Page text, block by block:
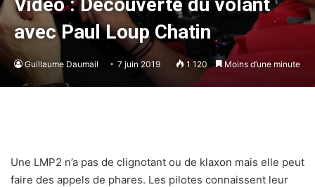
avec Paul Loup Chatin
Guillaume Daumail 7 juin 2019 1 120 Moins d’une minute
Une LMP2 n’a pas de clignotant ou de klaxon mais elle peut
faire des appels de phares. Les pilotes connaissent leur